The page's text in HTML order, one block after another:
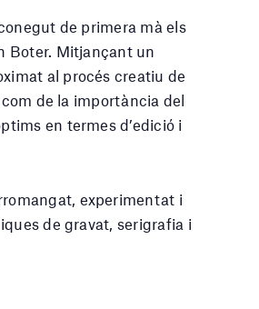
de primera mà els
Boter. Mitjançant un
al procés creatiu de
de la importància del
en termes d’edició i
experimentat i
de gravat, serigrafia i